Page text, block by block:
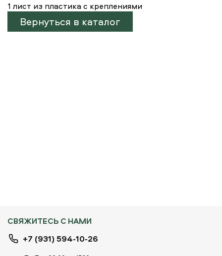
1 лист из пластика с креплениями
Вернуться в каталог
СВЯЖИТЕСЬ С НАМИ
+7 (931) 594-10-26